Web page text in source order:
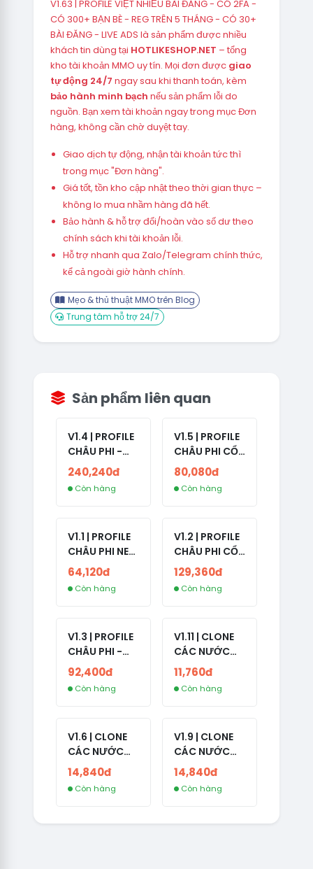
V1.63 | PROFILE VIỆT NHIỀU BÀI ĐĂNG - CÓ 2FA -
CÓ 300+ BẠN BÈ - REG TRÊN 5 THÁNG - CÓ 30+
BÀI ĐĂNG - LIVE ADS là sản phẩm được nhiều
khách tin dùng tại HOTLIKESHOP.NET – tổng
kho tài khoản MMO uy tín. Mọi đơn được giao
tự động 24/7 ngay sau khi thanh toán, kèm
bảo hành minh bạch nếu sản phẩm lỗi do
nguồn. Bạn xem tài khoản ngay trong mục Đơn
hàng, không cần chờ duyệt tay.
Giao dịch tự động, nhận tài khoản tức thì
trong mục "Đơn hàng".
Giá tốt, tồn kho cập nhật theo thời gian thực –
không lo mua nhầm hàng đã hết.
Bảo hành & hỗ trợ đổi/hoàn vào số dư theo
chính sách khi tài khoản lỗi.
Hỗ trợ nhanh qua Zalo/Telegram chính thức,
kể cả ngoài giờ hành chính.
Mẹo & thủ thuật MMO trên Blog
Trung tâm hỗ trợ 24/7
Sản phẩm liên quan
V1.4 | PROFILE
CHÂU PHI -
ETHIOPIA CỔ -
NO 2FA -
RANDOM BẠN
240,240đ
Còn hàng
V1.5 | PROFILE
CHÂU PHI CỔ
- NO 2FA -
LẪN 2024 -
LIVE ADS
80,080đ
Còn hàng
V1.1 | PROFILE
CHÂU PHI NEW
- NO 2FA - ĐA
SỐ BẠN BÈ
CAO
64,120đ
Còn hàng
V1.2 | PROFILE
CHÂU PHI CỔ
- NO 2FA -
LIVE ADS -
NĂM TẠO
129,360đ
Còn hàng
V1.3 | PROFILE
CHÂU PHI -
NO 2FA - LIVE
ADS
92,400đ
Còn hàng
V1.11 | CLONE
CÁC NƯỚC
CÓ 2FA -
INDIA - HÀNG
1 HOTMAIL
11,760đ
Còn hàng
V1.6 | CLONE
CÁC NƯỚC
CÓ 2FA -
GERMANY -
TKQC TẠO
LIVE ADS - VER
14,840đ
Còn hàng
V1.9 | CLONE
CÁC NƯỚC
CÓ 2FA -
THAILAND -
VER MAIL
COM - CLONE
14,840đ
Còn hàng